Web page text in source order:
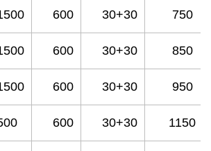
600 30+30 750
600 30+30 850
600 30+30 950
600 30+30 1150